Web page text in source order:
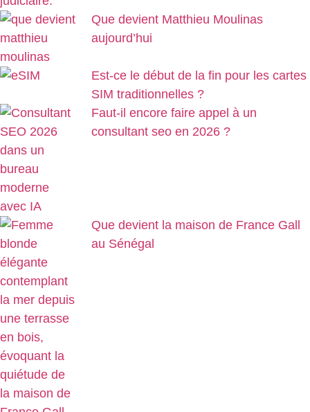
Que devient Matthieu Moulinas
aujourd’hui
Est-ce le début de la fin pour les cartes
SIM traditionnelles ?
Faut-il encore faire appel à un
consultant seo en 2026 ?
Que devient la maison de France Gall
au Sénégal